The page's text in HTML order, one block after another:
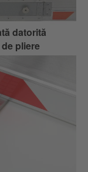
datorită
pliere